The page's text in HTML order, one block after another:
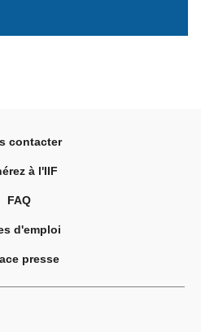
contacter
à l'IIF
FAQ
d'emploi
presse